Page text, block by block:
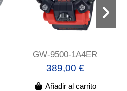
GW-9500-1A4ER
389,00 €
Añadir al carrito